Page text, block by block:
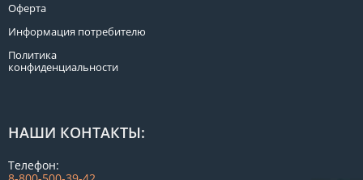
Оферта
Информация потребителю
Политика
конфиденциальности
НАШИ КОНТАКТЫ:
Телефон: